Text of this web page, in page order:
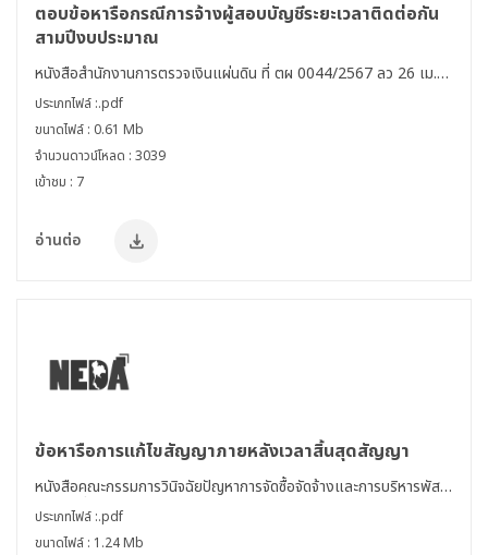
ตอบข้อหารือกรณีการจ้างผู้สอบบัญชีระยะเวลาติดต่อกัน
สามปีงบประมาณ
หนังสือสำนักงานการตรวจเงินแผ่นดิน ที่ ตผ 0044/2567 ลว 26 เม.ย.
60
ประเภทไฟล์ :.pdf
ขนาดไฟล์ : 0.61 Mb
จำนวนดาวน์โหลด : 3039
เข้าชม : 7
อ่านต่อ
ข้อหารือการแก้ไขสัญญาภายหลังเวลาสิ้นสุดสัญญา
หนังสือคณะกรรมการวินิจฉัยปัญหาการจัดซื้อจัดจ้างและการบริหารพัสดุ
ภาครัฐ ที่ กค(กวจ) 0405.3/8410 ลว. 2 มี.ค. 65
ประเภทไฟล์ :.pdf
ขนาดไฟล์ : 1.24 Mb